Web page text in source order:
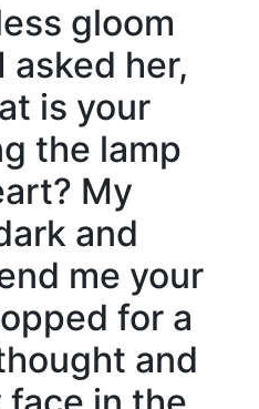
gloom
her,
is your
the lamp
My
and
me your
for a
and